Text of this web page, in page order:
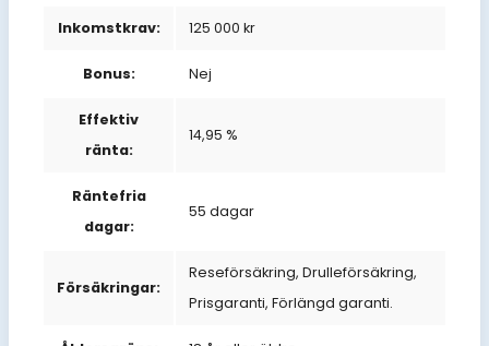
Inkomstkrav: 125 000 kr
Bonus: Nej
Effektiv
ränta:
14,95 %
Räntefria
dagar:
55 dagar
Försäkringar:
Reseförsäkring, Drulleförsäkring,
Prisgaranti, Förlängd garanti.